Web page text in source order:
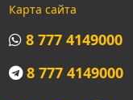
Карта сайта
8 777 4149000
8 777 4149000